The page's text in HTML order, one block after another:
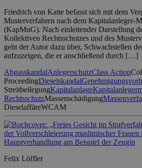
Friedrich von Katte befasst sich mit dem
Musterverfahren nach dem Kapitalanleger-
(KapMuG). Nach einleitender Darstellung
Kollektiven Rechtsschutzes und des
geht der Autor dazu über, Schwachstellen
aufzuzeigen, die er anschließend durch […]
AbgasskandalAnlegerschutzClass Action
ProceedingDieselskandal
StreitbeilegungKapitalanlage
RechtsschutzMassenschädigung
DieselaffäreWCAM
Felix Löffler